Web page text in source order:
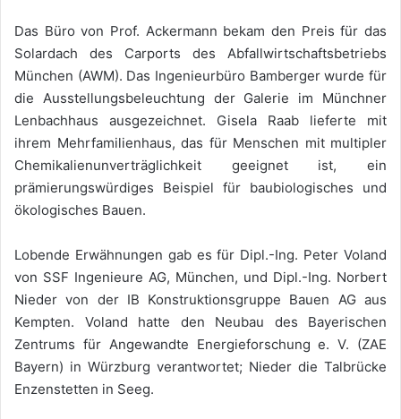
Das Büro von Prof. Ackermann bekam den Preis für das
Solardach des Carports des Abfallwirtschaftsbetriebs
München (AWM). Das Ingenieurbüro Bamberger wurde für
die Ausstellungsbeleuchtung der Galerie im Münchner
Lenbachhaus ausgezeichnet. Gisela Raab lieferte mit
ihrem Mehrfamilienhaus, das für Menschen mit multipler
Chemikalienunverträglichkeit geeignet ist, ein
prämierungswürdiges Beispiel für baubiologisches und
ökologisches Bauen.
Lobende Erwähnungen gab es für Dipl.-Ing. Peter Voland
von SSF Ingenieure AG, München, und Dipl.-Ing. Norbert
Nieder von der IB Konstruktionsgruppe Bauen AG aus
Kempten. Voland hatte den Neubau des Bayerischen
Zentrums für Angewandte Energieforschung e. V. (ZAE
Bayern) in Würzburg verantwortet; Nieder die Talbrücke
Enzenstetten in Seeg.